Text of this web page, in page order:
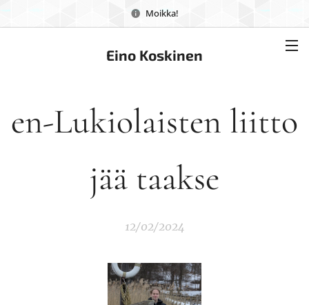
Moikka!
Eino Koskinen
en-Lukiolaisten liitto
jää taakse
12/02/2024